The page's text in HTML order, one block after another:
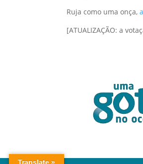
Ruja como uma onça,
[ATUALIZAÇÃO: a